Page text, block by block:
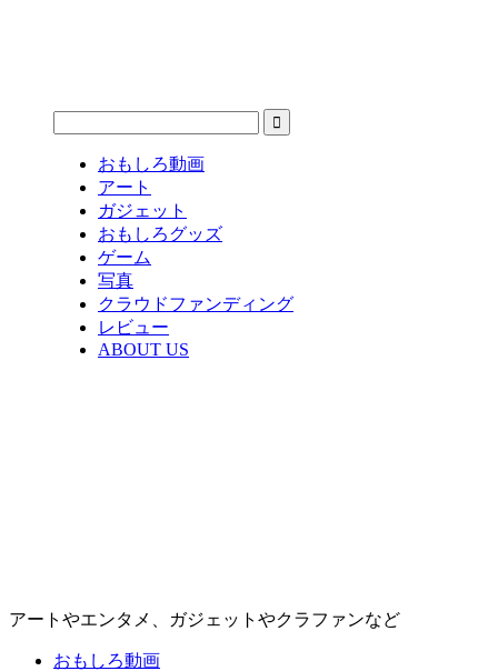
おもしろ動画
アート
ガジェット
おもしろグッズ
ゲーム
写真
クラウドファンディング
レビュー
ABOUT US
アートやエンタメ、ガジェットやクラファンなど
おもしろ動画